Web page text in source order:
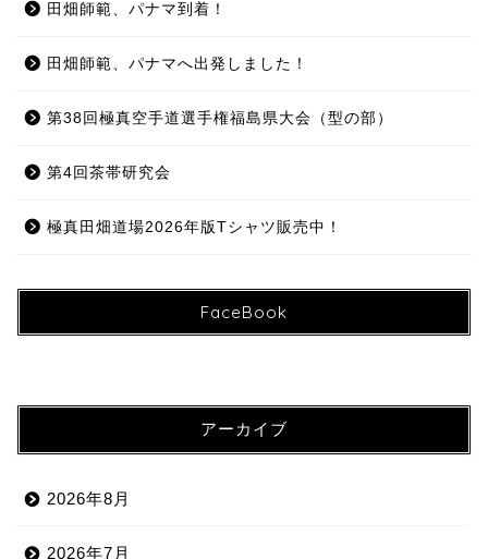
田畑師範、パナマ到着！
田畑師範、パナマへ出発しました！
第38回極真空手道選手権福島県大会（型の部）
第4回茶帯研究会
極真田畑道場2026年版Tシャツ販売中！
FaceBook
アーカイブ
2026年8月
2026年7月